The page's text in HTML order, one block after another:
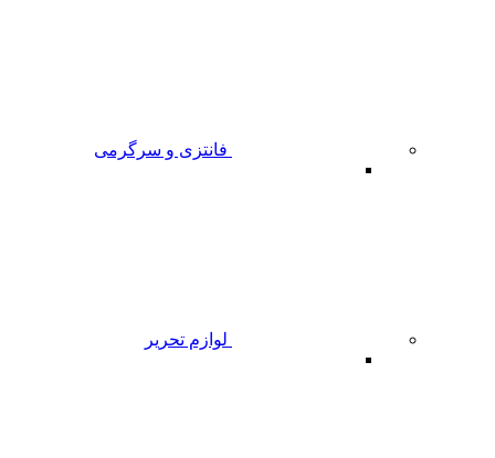
فانتزی و سرگرمی
لوازم تحریر